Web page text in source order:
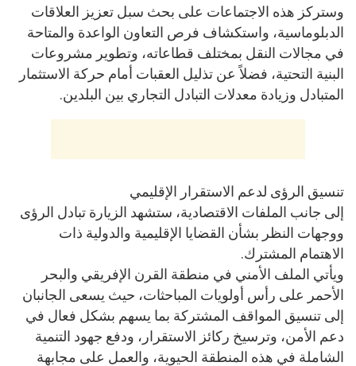
وستركز هذه الاجتماعات على بحث سبل تعزيز العلاقات
الدبلوماسية، واستكشاف فرص التعاون الواعدة والمتاحة
في مجالات النقل بمختلف قطاعاته، وتطوير مشروعات
البنية التحتية، فضلاً عن تذليل العقبات أمام حركة الاستثمار
المتبادل وزيادة معدلات التبادل التجاري بين البلدين.
تنسيق الرؤى لدعم الاستقرار الإقليمي
إلى جانب الملفات الاقتصادية، ستشهد الزيارة تبادل الرؤى
ووجهات النظر بشأن القضايا الإقليمية والدولية ذات
الاهتمام المشترك.
ويأتي الملف الأمني في منطقة القرن الإفريقي والبحر
الأحمر على رأس أولويات المباحثات، حيث يسعى الجانبان
إلى تنسيق المواقف المشتركة بما يسهم بشكل فعال في
دعم الأمن، وترسيخ ركائز الاستقرار، ودفع جهود التنمية
الشاملة في هذه المنطقة الحيوية، والعمل على مجابهة